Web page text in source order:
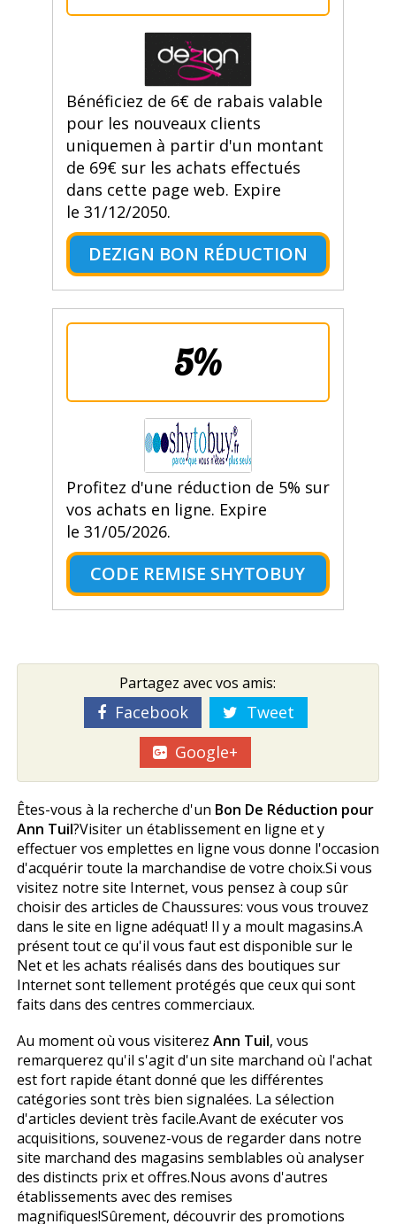
Bénéficiez de 6€ de rabais valable
pour les nouveaux clients
uniquemen à partir d'un montant
de 69€ sur les achats effectués
dans cette page web. Expire
le 31/12/2050.
DEZIGN BON RÉDUCTION
5%
Profitez d'une réduction de 5% sur
vos achats en ligne. Expire
le 31/05/2026.
CODE REMISE SHYTOBUY
Partagez avec vos amis:
Facebook
Tweet
Google+
Êtes-vous à la recherche d'un Bon De Réduction pour
Ann Tuil?Visiter un établissement en ligne et y
effectuer vos emplettes en ligne vous donne l'occasion
d'acquérir toute la marchandise de votre choix.Si vous
visitez notre site Internet, vous pensez à coup sûr
choisir des articles de Chaussures: vous vous trouvez
dans le site en ligne adéquat! Il y a moult magasins.A
présent tout ce qu'il vous faut est disponible sur le
Net et les achats réalisés dans des boutiques sur
Internet sont tellement protégés que ceux qui sont
faits dans des centres commerciaux.
Au moment où vous visiterez Ann Tuil, vous
remarquerez qu'il s'agit d'un site marchand où l'achat
est fort rapide étant donné que les différentes
catégories sont très bien signalées. La sélection
d'articles devient très facile.Avant de exécuter vos
acquisitions, souvenez-vous de regarder dans notre
site marchand des magasins semblables où analyser
des distincts prix et offres.Nous avons d'autres
établissements avec des remises
magnifiques!Sûrement, découvrir des promotions